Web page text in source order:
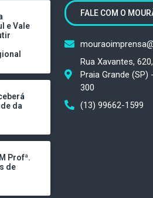
e Vale
da
Profª.
de
FALE COM O
Rua Xavantes,
Praia Grande (SP)
300
(13) 99662-1599